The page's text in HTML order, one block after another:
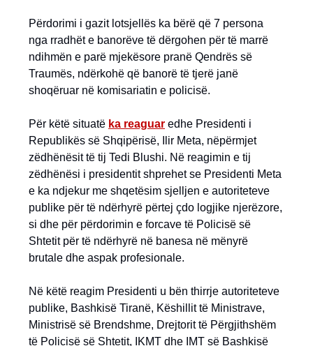
Përdorimi i gazit lotsjellës ka bërë që 7 persona
nga rradhët e banorëve të dërgohen për të marrë
ndihmën e parë mjekësore pranë Qendrës së
Traumës, ndërkohë që banorë të tjerë janë
shoqëruar në komisariatin e policisë.
Për këtë situatë ka reaguar edhe Presidenti i
Republikës së Shqipërisë, Ilir Meta, nëpërmjet
zëdhënësit të tij Tedi Blushi. Në reagimin e tij
zëdhënësi i presidentit shprehet se Presidenti Meta
e ka ndjekur me shqetësim sjelljen e autoriteteve
publike për të ndërhyrë përtej çdo logjike njerëzore,
si dhe për përdorimin e forcave të Policisë së
Shtetit për të ndërhyrë në banesa në mënyrë
brutale dhe aspak profesionale.
Në këtë reagim Presidenti u bën thirrje autoriteteve
publike, Bashkisë Tiranë, Këshillit të Ministrave,
Ministrisë së Brendshme, Drejtorit të Përgjithshëm
të Policisë së Shtetit, IKMT dhe IMT së Bashkisë